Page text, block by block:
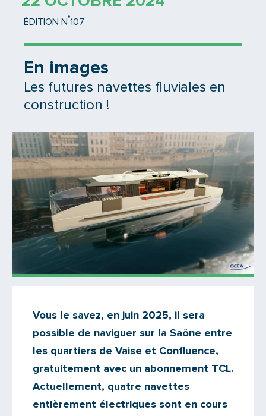
ÉDITION N °107
En images
Les futures navettes fluviales en
construction !
Il n'y a aucun commentaire...
Ajoutez le vôtre
Vous le savez, en juin 2025, il sera
possible de naviguer sur la Saône entre
les quartiers de Vaise et Confluence,
gratuitement avec un abonnement TCL.
Actuellement, quatre navettes
entièrement électriques sont en cours